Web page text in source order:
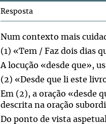
Resposta
Num contexto mais
(1) «Tem / Faz dois dias
A locução «desde que»,
(2) «Desde que li este
Em (2), a oração «desde
descrita na oração
Do ponto de vista